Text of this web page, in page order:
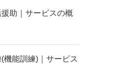
助｜サービスの概
機能訓練)｜サービス